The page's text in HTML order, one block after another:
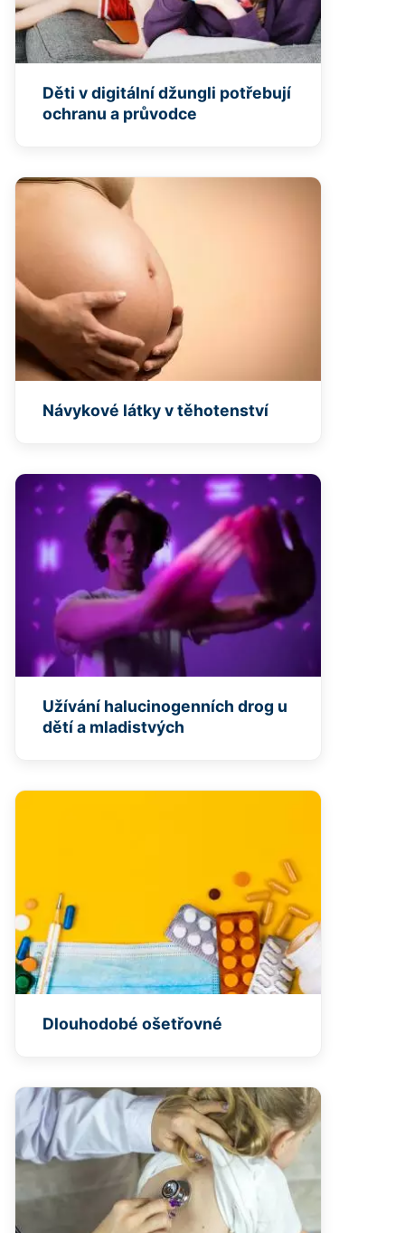
Děti v digitální džungli potřebují
ochranu a průvodce
Návykové látky v těhotenství
Užívání halucinogenních drog u
dětí a mladistvých
Dlouhodobé ošetřovné